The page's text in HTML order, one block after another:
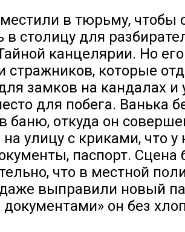
в тюрьму, чтобы
в столицу для
канцелярии. Но
стражников, которые
замков на кандалах и
для побега. Ванька
баню, откуда он
улицу с криками, что у
паспорт.
что в местной
выправили новый
он без